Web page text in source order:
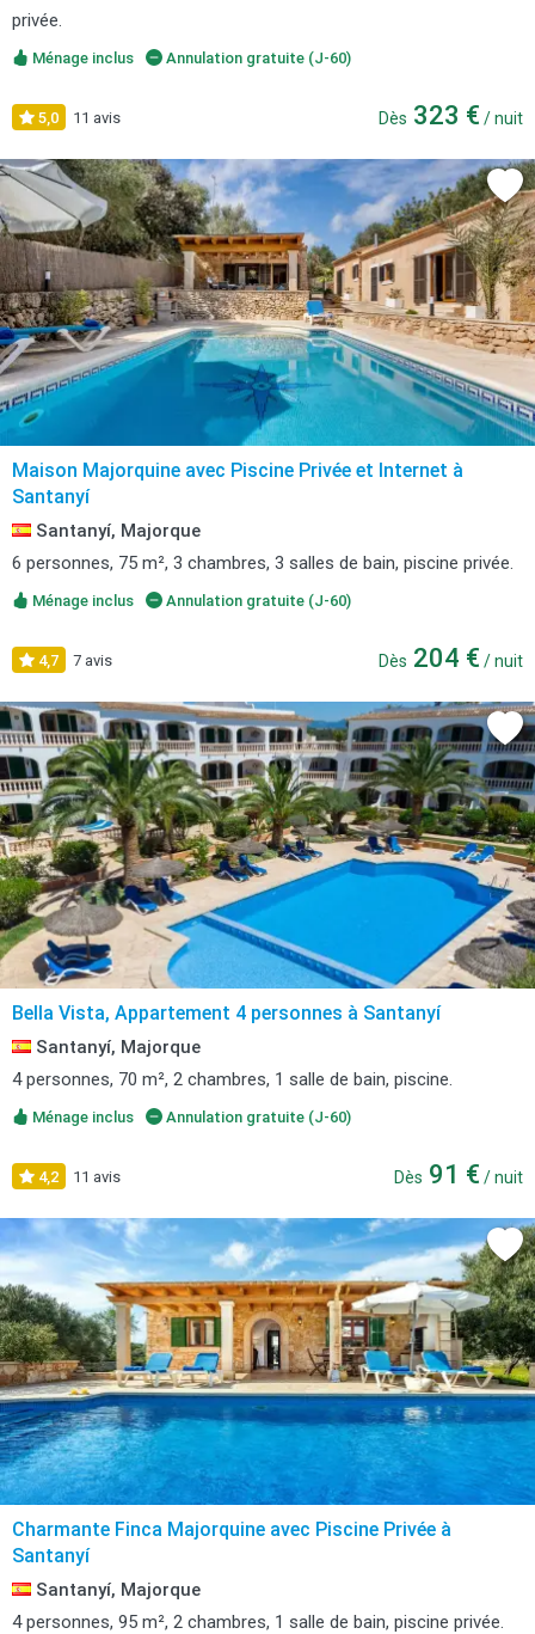
privée.
Ménage inclus Annulation gratuite (J-60)
5,0 11 avis Dès 323 € / nuit
Maison Majorquine avec Piscine Privée et Internet à
Santanyí
Santanyí, Majorque
6 personnes, 75 m², 3 chambres, 3 salles de bain, piscine privée.
Ménage inclus Annulation gratuite (J-60)
4,7 7 avis Dès 204 € / nuit
Bella Vista, Appartement 4 personnes à Santanyí
Santanyí, Majorque
4 personnes, 70 m², 2 chambres, 1 salle de bain, piscine.
Ménage inclus Annulation gratuite (J-60)
4,2 11 avis Dès 91 € / nuit
Charmante Finca Majorquine avec Piscine Privée à
Santanyí
Santanyí, Majorque
4 personnes, 95 m², 2 chambres, 1 salle de bain, piscine privée.